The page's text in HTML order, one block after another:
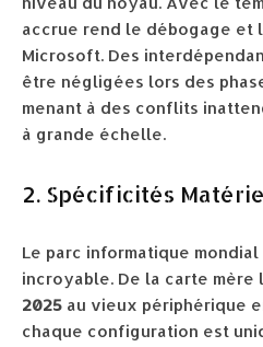
accrue rend le débogage et
Microsoft. Des
être négligées lors des
menant à des conflits
à grande échelle.
2. Spécificités
Le parc informatique
incroyable. De la carte
2025 au vieux périphérique
chaque configuration est